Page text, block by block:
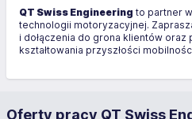
QT Swiss Engineering to partner
technologii motoryzacyjnej.
i dołączenia do grona klientów
kształtowania przyszłości
Oferty pracy QT Swiss